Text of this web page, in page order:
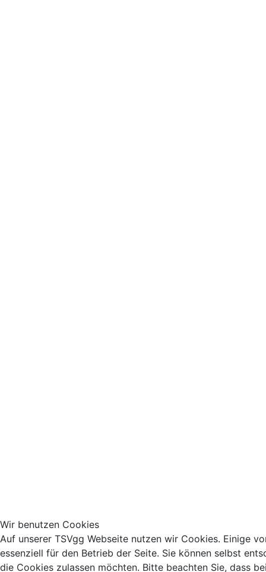
Wir benutzen Cookies
Auf unserer TSVgg Webseite nutzen wir Cookies. Einige
essenziell für den Betrieb der Seite. Sie können selbst
die Cookies zulassen möchten. Bitte beachten Sie, dass